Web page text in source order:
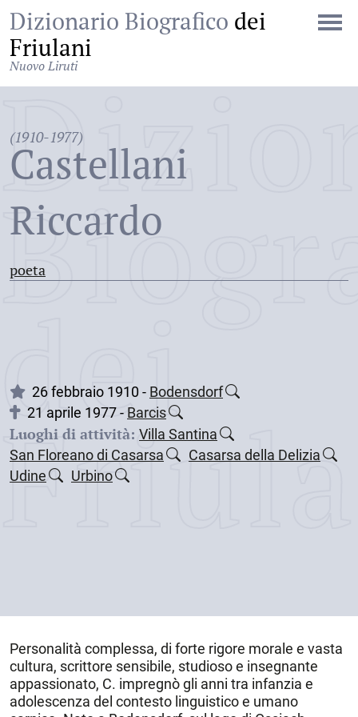
Dizionario Biografico dei
Friulani
Nuovo Liruti
(1910-1977)
Castellani
Riccardo
poeta
dei
26 febbraio 1910 - Bodensdorf
21 aprile 1977 - Barcis
Luoghi di attività: Villa Santina
San Floreano di Casarsa
Casarsa della Delizia
Udine
Urbino
Personalità complessa, di forte rigore morale e vasta
cultura, scrittore sensibile, studioso e insegnante
appassionato, C. impregnò gli anni tra infanzia e
adolescenza del contesto linguistico e umano